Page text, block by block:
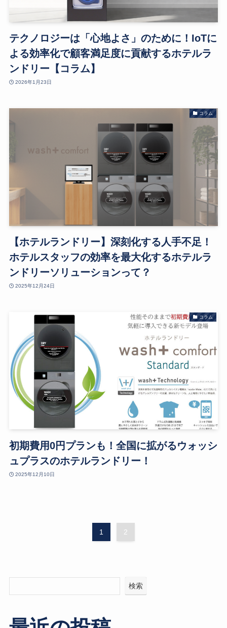
テクノロジーは「心地よさ」のために！IoTに
よる効率化で顧客満足度に貢献するホテルラ
ンドリー【コラム】
2026年1月23日
コラム
【ホテルランドリー】深刻化する人手不足！
ホテルスタッフの効率を最大化するホテルラ
ンドリーソリューションって？
2025年12月24日
コラム
初期費用0円プランも！全国に拡がるウォッシ
ュプラスのホテルランドリー！
2025年12月10日
1 2
検索